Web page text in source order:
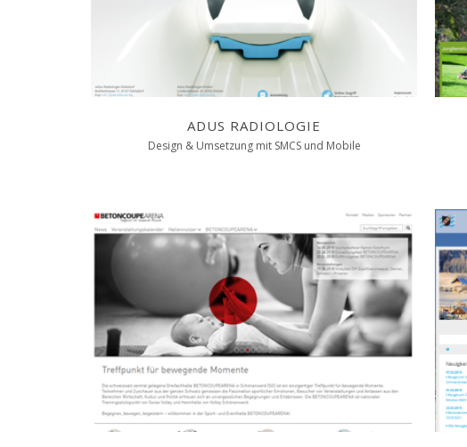
ADUS RADIOLOGIE
Design & Umsetzung mit SMCS und Mobile